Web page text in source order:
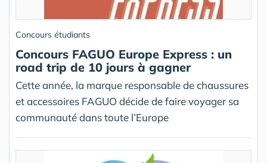
Concours étudiants
Concours FAGUO Europe Express : un
road trip de 10 jours à gagner
Cette année, la marque responsable de chaussures
et accessoires FAGUO décide de faire voyager sa
communauté dans toute l’Europe